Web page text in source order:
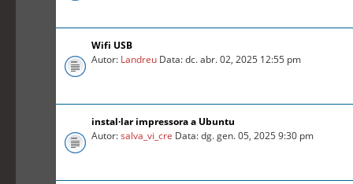
Wifi USB
Autor: Landreu Data: dc. abr. 02, 2025 12:55 pm
instal·lar impressora a Ubuntu
Autor:salva_vi_cre Data: dg. gen. 05, 2025 9:30 pm